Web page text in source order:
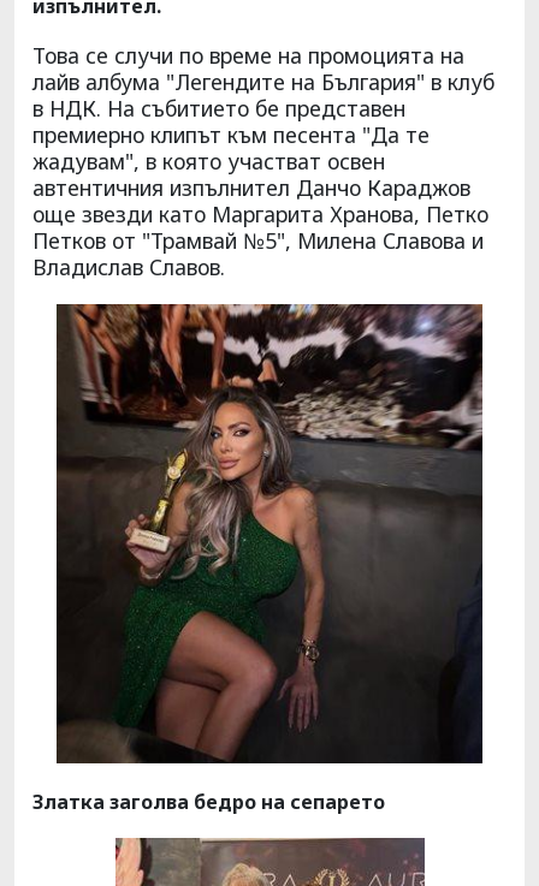
изпълнител.
Това се случи по време на промоцията на
лайв албума "Легендите на България" в клуб
в НДК. На събитието бе представен
премиерно клипът към песента "Да те
жадувам", в която участват освен
автентичния изпълнител Данчо Караджов
още звезди като Маргарита Хранова, Петко
Петков от "Трамвай №5", Милена Славова и
Владислав Славов.
Златка заголва бедро на сепарето